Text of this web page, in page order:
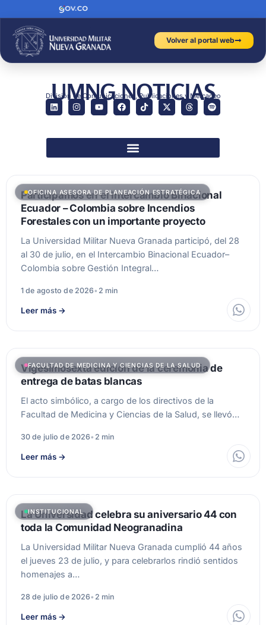
Volver al portal web
UMNG NOTICIAS
División de Comunicaciones, Publicaciones y Mercadeo
OFICINA ASESORA DE PLANEACIÓN ESTRATÉGICA
Participamos en el Intercambio Binacional
Ecuador – Colombia sobre Incendios
Forestales con un importante proyecto
La Universidad Militar Nueva Granada participó, del 28
al 30 de julio, en el Intercambio Binacional Ecuador–
Colombia sobre Gestión Integral…
1 de agosto de 2026• 2 min
Leer más →
FACULTAD DE MEDICINA Y CIENCIAS DE LA SALUD
Vigesimosexta edición de la ceremonia de
entrega de batas blancas
El acto simbólico, a cargo de los directivos de la
Facultad de Medicina y Ciencias de la Salud, se llevó…
30 de julio de 2026• 2 min
Leer más →
INSTITUCIONAL
La Universidad celebra su aniversario 44 con
toda la Comunidad Neogranadina
La Universidad Militar Nueva Granada cumplió 44 años
el jueves 23 de julio, y para celebrarlos rindió sentidos
homenajes a…
28 de julio de 2026• 2 min
Leer más →